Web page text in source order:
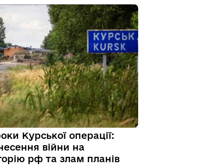
Курської операції:
війни на
рф та злам планів